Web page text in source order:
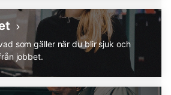
som gäller när du blir sjuk och
jobbet.